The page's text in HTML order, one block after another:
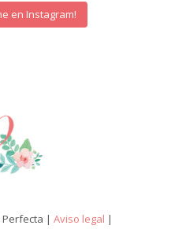
en Instagram!
| Aviso legal |